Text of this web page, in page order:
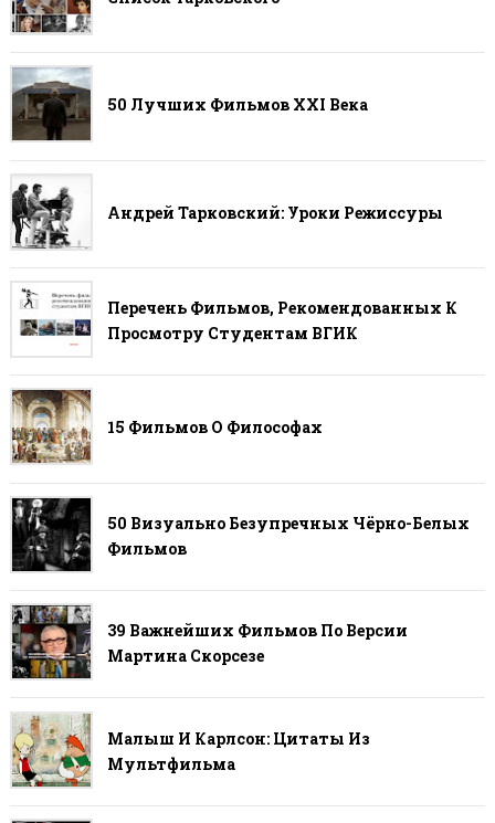
50 Лучших Фильмов ХХI Века
Андрей Тарковский: Уроки Режиссуры
Перечень Фильмов, Рекомендованных К
Просмотру Студентам ВГИК
15 Фильмов О Философах
50 Визуально Безупречных Чёрно-Белых
Фильмов
39 Важнейших Фильмов По Версии
Мартина Скорсезе
Малыш И Карлсон: Цитаты Из
Мультфильма